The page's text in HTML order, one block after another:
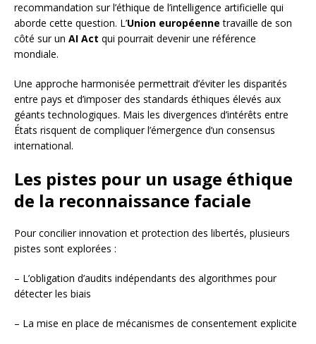
recommandation sur l’éthique de l’intelligence artificielle qui
aborde cette question. L’Union européenne travaille de son
côté sur un AI Act qui pourrait devenir une référence
mondiale.
Une approche harmonisée permettrait d’éviter les disparités
entre pays et d’imposer des standards éthiques élevés aux
géants technologiques. Mais les divergences d’intérêts entre
États risquent de compliquer l’émergence d’un consensus
international.
Les pistes pour un usage éthique
de la reconnaissance faciale
Pour concilier innovation et protection des libertés, plusieurs
pistes sont explorées :
– L’obligation d’audits indépendants des algorithmes pour
détecter les biais
– La mise en place de mécanismes de consentement explicite